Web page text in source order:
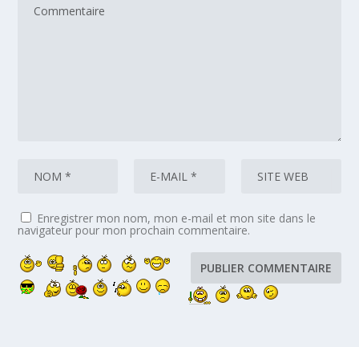
Enregistrer mon nom, mon e-mail et mon site dans le
navigateur pour mon prochain commentaire.